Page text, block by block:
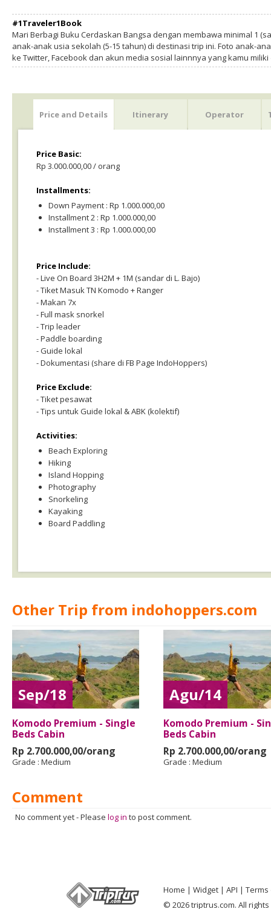
#1Traveler1Book
Mari Berbagi Buku Cerdaskan Bangsa dengan membawa minimal 1
anak-anak usia sekolah (5-15 tahun) di destinasi trip ini. Foto anak-
ke Twitter, Facebook dan akun media sosial lainnnya yang kamu
Price and Details Itinerary Operator
Price Basic:
Rp 3.000.000,00 / orang
Installments:
Down Payment : Rp 1.000.000,00
Installment 2 : Rp 1.000.000,00
Installment 3 : Rp 1.000.000,00
Price Include:
- Live On Board 3H2M + 1M (sandar di L. Bajo)
- Tiket Masuk TN Komodo + Ranger
- Makan 7x
- Full mask snorkel
- Trip leader
- Paddle boarding
- Guide lokal
- Dokumentasi (share di FB Page IndoHoppers)
Price Exclude:
- Tiket pesawat
- Tips untuk Guide lokal & ABK (kolektif)
Activities:
Beach Exploring
Hiking
Island Hopping
Photography
Snorkeling
Kayaking
Board Paddling
Other Trip from indohoppers.com
Sep/18
Komodo Premium - Single
Beds Cabin
Rp 2.700.000,00/orang
Grade : Medium
Agu/14
Komodo Premium -
Beds Cabin
Rp 2.700.000,00/orang
Grade : Medium
Comment
No comment yet-Please log in to post comment.
Home Widget API
Terms
© 2026 triptrus.com. All